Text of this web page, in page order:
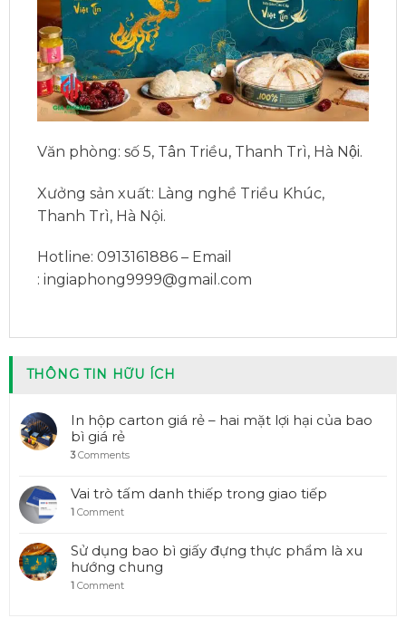
Văn phòng: số 5, Tân Triều, Thanh Trì, Hà Nội.
Xưởng sản xuất: Làng nghề Triều Khúc,
Thanh Trì, Hà Nội.
Hotline: 0913161886 – Email
: ingiaphong9999@gmail.com
THÔNG TIN HỮU ÍCH
In hộp carton giá rẻ – hai mặt lợi hại của bao
bì giá rẻ
3Comments
Vai trò tấm danh thiếp trong giao tiếp
1Comment
Sử dụng bao bì giấy đựng thực phẩm là xu
hướng chung
1Comment